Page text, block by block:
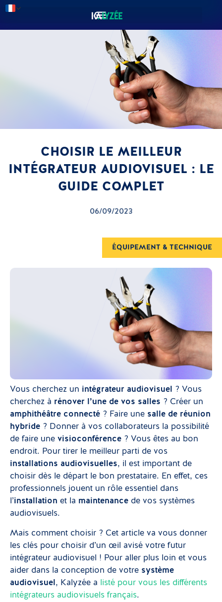
CHOISIR LE MEILLEUR
INTÉGRATEUR AUDIOVISUEL : LE
GUIDE COMPLET
06/09/2023
ÉQUIPEMENT & TECHNIQUE
Vous cherchez un intégrateur audiovisuel
? Vous
cherchez à rénover l’une de vos salles ? Créer un
amphithéâtre connecté ? Faire une salle de réunion
hybride ? Donner à vos collaborateurs la possibilité
de faire une visioconférence ? Vous êtes au bon
endroit. Pour tirer le meilleur parti de vos
installations audiovisuelles, il est important de
choisir dès le départ le bon prestataire. En effet, ces
professionnels jouent un rôle essentiel dans
l’installation et la maintenance de vos systèmes
audiovisuels.
Mais comment choisir ? Cet article va vous donner
les clés pour choisir d’un œil avisé votre futur
intégrateur audiovisuel ! Pour aller plus loin et vous
aider dans la conception de votre système
audiovisuel , Kalyzée a
listé pour vous les différents
intégrateurs audiovisuels français.